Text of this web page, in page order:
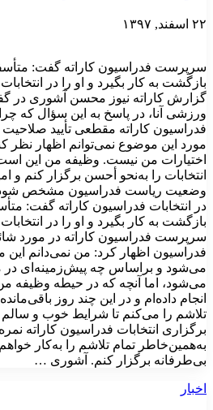
۲۲ اسفند, ۱۳۹۷
سرپرست فدراسیون کاراته گفت:
بازگشت به کار بگیرد و او را در
گزارش کاراته نیوز محسن آشوری در
ورزشی آنا، در پاسخ به این سؤال که چرا
فدراسیون کاراته مقطعی تأیید
مورد این موضوع نمی‌توانم اظهار نظر
اختیارات من نیست. وظیفه من این
انتخابات را به‌نحو أحسن برگزار کنم و
وضعیت ریاست فدراسیون مشخص
در انتخابات فدراسیون کاراته گفت:
بازگشت به کار بگیرد و او را در
سرپرست فدراسیون کاراته در مورد
فدراسیون اظهار کرد: من نمی‌دانم
می‌شود و براساس چه پیش‌زمینه‌ای در
می‌شود، اما آنچه که در حیطه وظیفه
انجام داده‌ام و در این چند روز
تلاشم را می‌کنم تا شرایط خوب و سالم
برگزاری انتخابات فدراسیون کاراته
به‌همین‌خاطر تمام تلاشم را به‌کار
بی‌طرفانه برگزار کنم. آشوری …
اخبار